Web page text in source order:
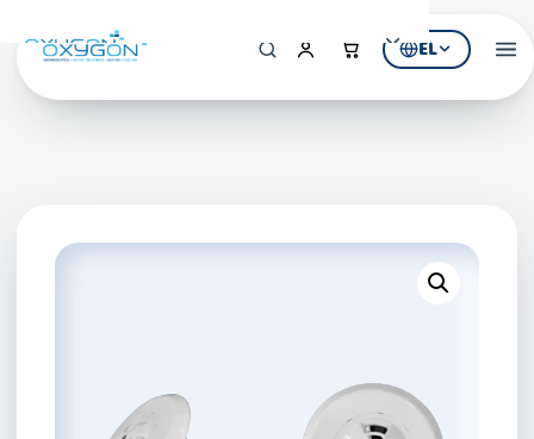
EL
Εξοπλισμός Πισίνας
ΚΑΤΑΛΟΓΟΙ